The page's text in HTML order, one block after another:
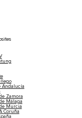
Andalucía
Zamora
Málaga
Murcia
Coruña